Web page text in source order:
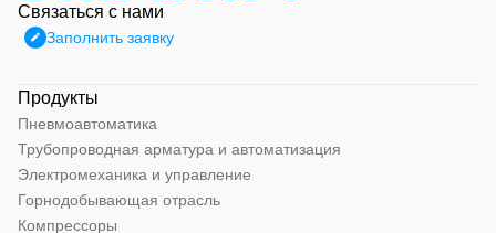
Связаться с нами
Заполнить заявку
Продукты
Пневмоавтоматика
Трубопроводная арматура и автоматизация
Электромеханика и управление
Горнодобывающая отрасль
Компрессоры